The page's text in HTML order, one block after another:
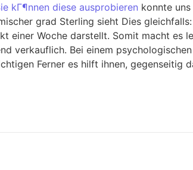
kГ¶nnen diese ausprobieren konnte
grad Sterling sieht Dies
einer Woche darstellt. Somit macht es
verkauflich. Bei einem
Ferner es hilft ihnen,